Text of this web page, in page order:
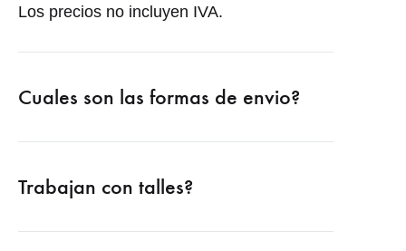
Los precios no incluyen IVA.
Cuales son las formas de envio?
Trabajan con talles?